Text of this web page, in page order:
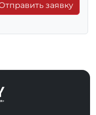
заявку